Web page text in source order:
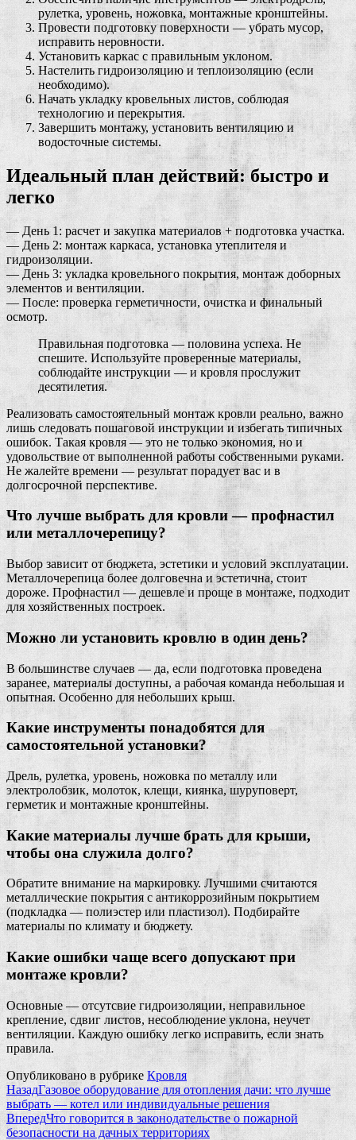
рулетка, уровень, ножовка, монтажные кронштейны.
Провести подготовку поверхности — убрать мусор,
исправить неровности.
Установить каркас с правильным уклоном.
Настелить гидроизоляцию и теплоизоляцию (если
необходимо).
Начать укладку кровельных листов, соблюдая
технологию и перекрытия.
Завершить монтажу, установить вентиляцию и
водосточные системы.
Идеальный план действий: быстро и
легко
— День 1: расчет и закупка материалов + подготовка участка.
— День 2: монтаж каркаса, установка утеплителя и
гидроизоляции.
— День 3: укладка кровельного покрытия, монтаж доборных
элементов и вентиляции.
— После: проверка герметичности, очистка и финальный
осмотр.
Правильная подготовка — половина успеха. Не
спешите. Используйте проверенные материалы,
соблюдайте инструкции — и кровля прослужит
десятилетия.
Реализовать самостоятельный монтаж кровли реально, важно
лишь следовать пошаговой инструкции и избегать типичных
ошибок. Такая кровля — это не только экономия, но и
удовольствие от выполненной работы собственными руками.
Не жалейте времени — результат порадует вас и в
долгосрочной перспективе.
Что лучше выбрать для кровли — профнастил
или металлочерепицу?
Выбор зависит от бюджета, эстетики и условий эксплуатации.
Металлочерепица более долговечна и эстетична, стоит
дороже. Профнастил — дешевле и проще в монтаже, подходит
для хозяйственных построек.
Можно ли установить кровлю в один день?
В большинстве случаев — да, если подготовка проведена
заранее, материалы доступны, а рабочая команда небольшая и
опытная. Особенно для небольших крыш.
Какие инструменты понадобятся для
самостоятельной установки?
Дрель, рулетка, уровень, ножовка по металлу или
электролобзик, молоток, клещи, киянка, шуруповерт,
герметик и монтажные кронштейны.
Какие материалы лучше брать для крыши,
чтобы она служила долго?
Обратите внимание на маркировку. Лучшими считаются
металлические покрытия с антикоррозийным покрытием
(подкладка — полиэстер или пластизол). Подбирайте
материалы по климату и бюджету.
Какие ошибки чаще всего допускают при
монтаже кровли?
Основные — отсутсвие гидроизоляции, неправильное
крепление, сдвиг листов, несоблюдение уклона, неучет
вентиляции. Каждую ошибку легко исправить, если знать
правила.
Опубликовано в рубрике Кровля
НазадГазовое оборудование для отопления дачи: что лучше
выбрать — котел или индивидуальные решения
ВпередЧто говорится в законодательстве о пожарной
безопасности на дачных территориях